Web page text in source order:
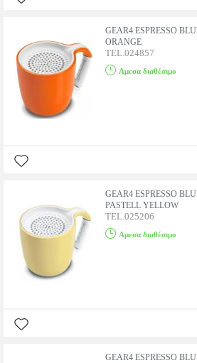
GEAR4 ESPRESSO
ORANGE
TEL.024857
Αμεσα διαθέσιμο
GEAR4 ESPRESSO
PASTELL YELLOW
TEL.025206
Αμεσα διαθέσιμο
GEAR4 ESPRESSO